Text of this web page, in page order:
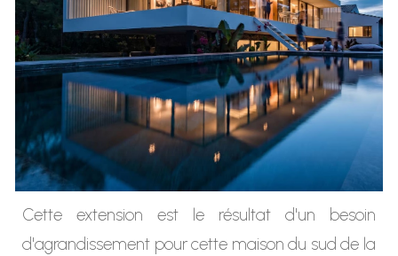
Cette extension est le résultat d'un besoin
d'agrandissement pour cette maison du sud de la